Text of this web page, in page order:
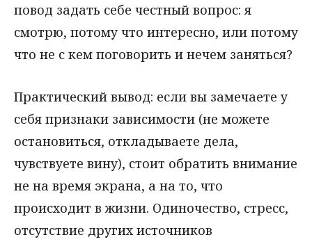
повод задать себе честный вопрос: я
смотрю, потому что интересно, или потому
что не с кем поговорить и нечем заняться?
Практический вывод: если вы замечаете у
себя признаки зависимости (не можете
остановиться, откладываете дела,
чувствуете вину), стоит обратить внимание
не на время экрана, а на то, что
происходит в жизни. Одиночество, стресс,
отсутствие других источников